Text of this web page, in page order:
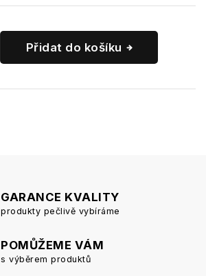
Přidat do košíku
GARANCE KVALITY
produkty pečlivě vybíráme
POMŮŽEME VÁM
s výběrem produktů